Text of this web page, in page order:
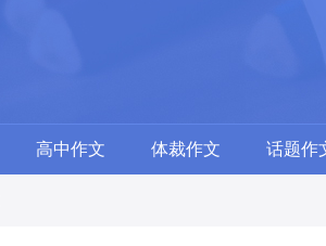
高中作文 体裁作文 话题作